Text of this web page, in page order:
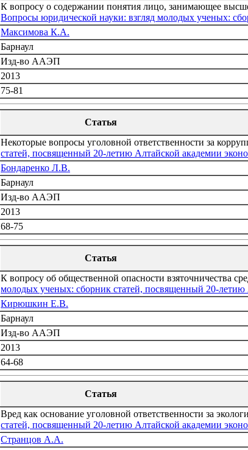
К вопросу о содержании понятия лицо, занимающее
Вопросы юридической науки: взгляд молодых ученых:
Максимова К.А.
Барнаул
Изд-во ААЭП
2013
75-81
Статья
Некоторые вопросы уголовной ответственности за
статей, посвященный 20-летию Алтайской академии
Бондаренко Л.В.
Барнаул
Изд-во ААЭП
2013
68-75
Статья
К вопросу об общественной опасности взяточничества
молодых ученых: сборник статей, посвященный 20-
Кирюшкин Е.В.
Барнаул
Изд-во ААЭП
2013
64-68
Статья
Вред как основание уголовной ответственности за
статей, посвященный 20-летию Алтайской академии
Странцов А.А.